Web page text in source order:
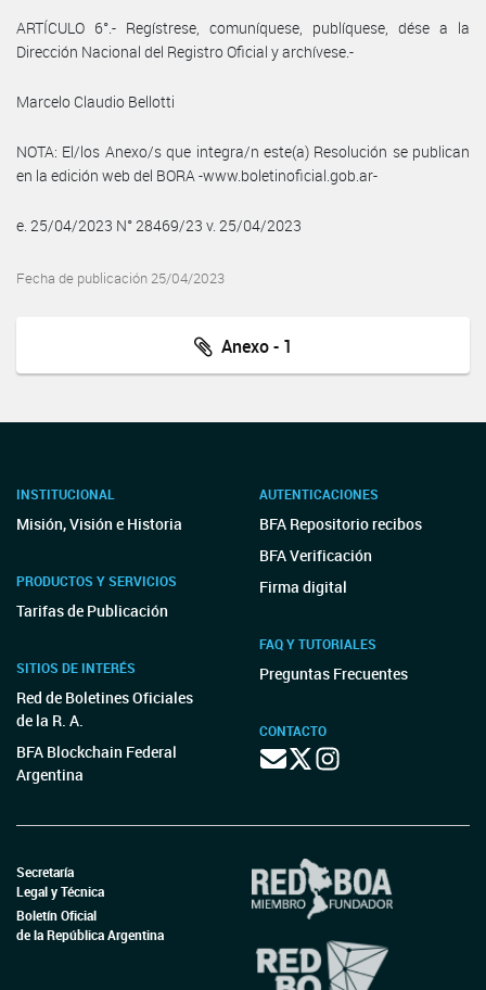
ARTÍCULO 6°.- Regístrese, comuníquese, publíquese, dése a la
Dirección Nacional del Registro Oficial y archívese.-
Marcelo Claudio Bellotti
NOTA: El/los Anexo/s que integra/n este(a) Resolución se publican
en la edición web del BORA -www.boletinoficial.gob.ar-
e. 25/04/2023 N° 28469/23 v. 25/04/2023
Fecha de publicación 25/04/2023
Anexo - 1
INSTITUCIONAL
Misión, Visión e Historia
PRODUCTOS Y SERVICIOS
Tarifas de Publicación
SITIOS DE INTERÉS
Red de Boletines Oficiales
de la R. A.
BFA Blockchain Federal
Argentina
AUTENTICACIONES
BFA Repositorio recibos
BFA Verificación
Firma digital
FAQ Y TUTORIALES
Preguntas Frecuentes
CONTACTO
Secretaría
Legal y Técnica
Boletín Oficial
de la República Argentina